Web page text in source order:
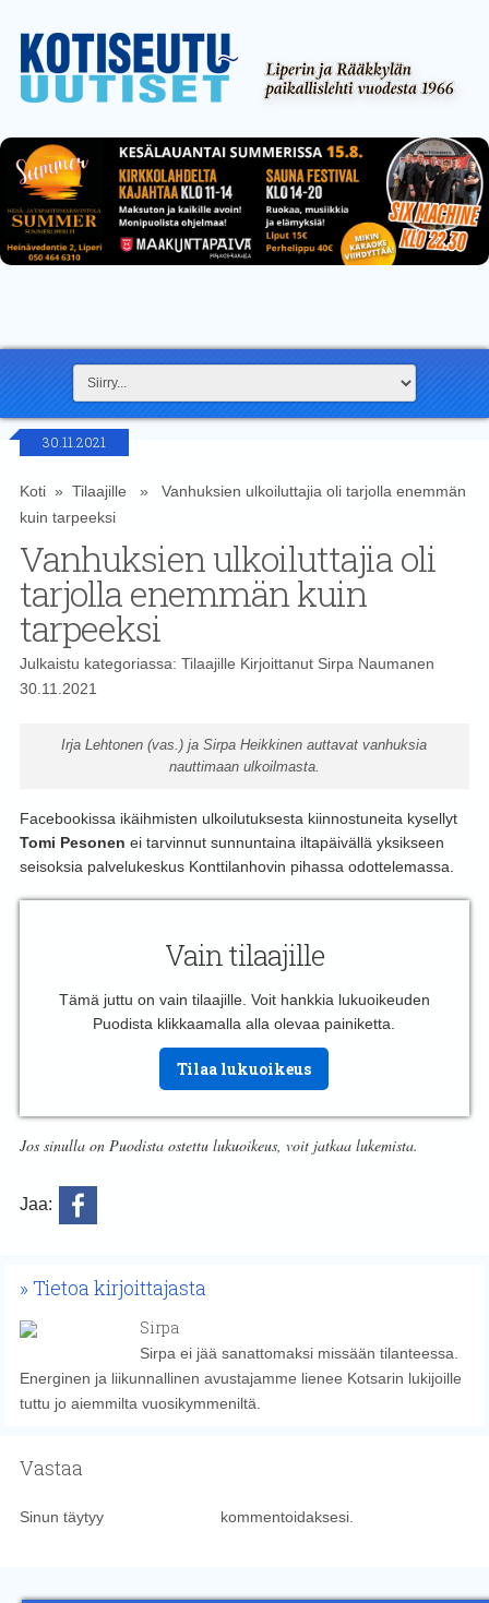
30.11.2021
Koti» Tilaajille » Vanhuksien ulkoiluttajia oli tarjolla enemmän
kuin tarpeeksi
Vanhuksien ulkoiluttajia oli
tarjolla enemmän kuin
tarpeeksi
Julkaistu kategoriassa: Tilaajille Kirjoittanut Sirpa Naumanen
30.11.2021
Irja Lehtonen (vas.) ja Sirpa Heikkinen auttavat vanhuksia
nauttimaan ulkoilmasta.
Facebookissa ikäihmisten ulkoilutuksesta kiinnostuneita kysellyt
Tomi Pesonen ei tarvinnut sunnuntaina iltapäivällä yksikseen
seisoksia palvelukeskus Konttilanhovin pihassa odottelemassa.
Vain tilaajille
Tämä juttu on vain tilaajille. Voit hankkia lukuoikeuden
Puodista klikkaamalla alla olevaa painiketta.
Tilaa lukuoikeus
Jos sinulla on Puodista ostettu lukuoikeus, voit jatkaa lukemista.
Jaa:
Tietoa kirjoittajasta
Sirpa
Sirpa ei jää sanattomaksi missään tilanteessa.
Energinen ja liikunnallinen avustajamme lienee Kotsarin lukijoille
tuttu jo aiemmilta vuosikymmeniltä.
Vastaa
Sinun täytyy kommentoidaksesi.